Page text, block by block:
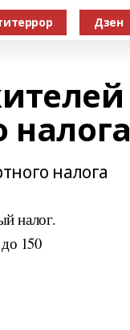
Дзен
налога
налога
налог.
150